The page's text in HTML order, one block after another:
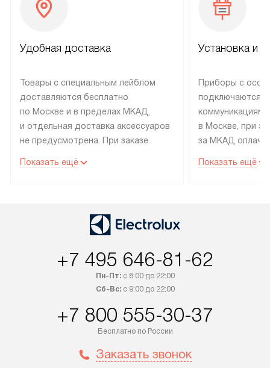
Удобная доставка
Товары с специальным лейблом
доставляются бесплатно
по Москве и в пределах МКАД,
и отдельная доставка аксессуаров
не предусмотрена. При заказе
рекомендуем обсудить
со статусом «В наличии» могут
быть отправлены покупателю
интересен товар «Под заказ»,
приобретения с менеджером сайта.
доставляются бесплатно
по Москве в пределах МКАД,
не предусмотрена. После 100%
Показать ещё
Установка и
Приборы с
подключаются к
коммуникациям
в Москве, при
за МКАД
партнера
по монтажу
материалы.
Показать ещё
+7 495 646-81-62
Пн-Пт:с 8:00 до 22:00
Сб-Вс:с 9:00 до 22:00
+7 800 555-30-37
Бесплатно по России
Заказать звонок